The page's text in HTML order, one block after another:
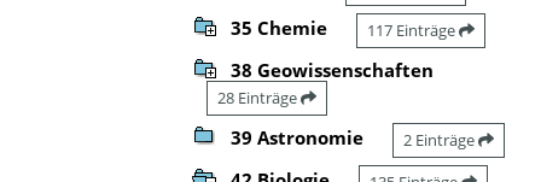
35 Chemie 117 Einträge
38 Geowissenschaften
28 Einträge
39 Astronomie 2 Einträge